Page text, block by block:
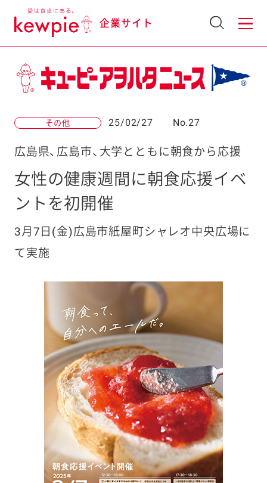
企業サイト
その他 25/02/27 No.27
広島県、広島市、大学とともに朝食から応援
女性の健康週間に朝食応援イベ
ントを初開催
3月7日(金)広島市紙屋町シャレオ中央広場に
て実施